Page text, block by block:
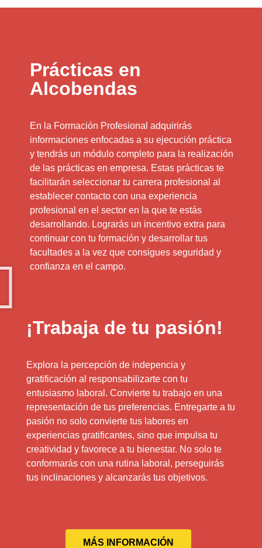
Prácticas en
Alcobendas
En la Formación Profesional adquirirás
informaciones enfocadas a su ejecución práctica
y tendrás un módulo completo para la realización
de las prácticas en empresa. Estas prácticas te
facilitarán seleccionar tu carrera profesional al
establecer contacto con una experiencia
profesional en el sector en la que te estás
desarrollando. Lograrás un incentivo extra para
continuar con tu formación y desarrollar tus
facultades a la vez que consigues seguridad y
confianza en el campo.
¡Trabaja de tu pasión!
Explora la percepción de indepencia y
gratificación al responsabilizarte con tu
entusiasmo laboral. Convierte tu trabajo en una
representación de tus preferencias. Entregarte a tu
pasión no solo convierte tus labores en
experiencias gratificantes, sino que impulsa tu
creatividad y favorece a tu bienestar. No solo te
conformarás con una rutina laboral, perseguirás
tus inclinaciones y alcanzarás tus objetivos.
MÁS INFORMACIÓN